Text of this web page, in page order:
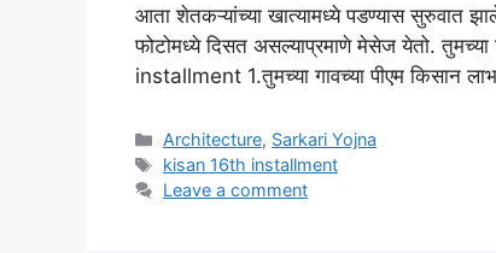
आता शेतकऱ्यांच्या खात्यामध्ये पडण्यास सुरुवात
फोटोमध्ये दिसत असल्याप्रमाणे मेसेज येतो. तुमच्या
installment 1.तुमच्या गावच्या पीएम किसान
Categories
Architecture, Sarkari Yojna
Tags
kisan 16th installment
Leave a comment